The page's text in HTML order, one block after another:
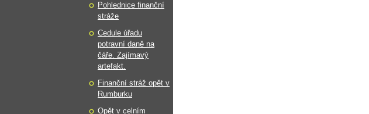
Pohlednice finanční
stráže
Cedule úřadu
potravní daně na
čáře. Zajímavý
artefakt.
Finanční stráž opět v
Rumburku
Opět v celním